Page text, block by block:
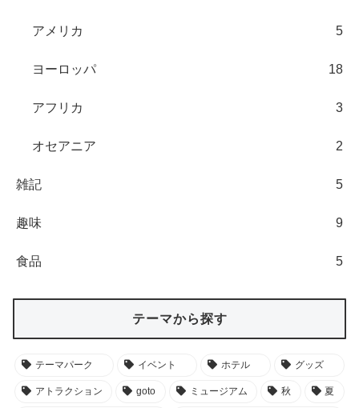
アメリカ 5
ヨーロッパ 18
アフリカ 3
オセアニア 2
雑記 5
趣味 9
食品 5
テーマから探す
テーマパーク イベント ホテル グッズ
アトラクション goto ミュージアム 秋 夏